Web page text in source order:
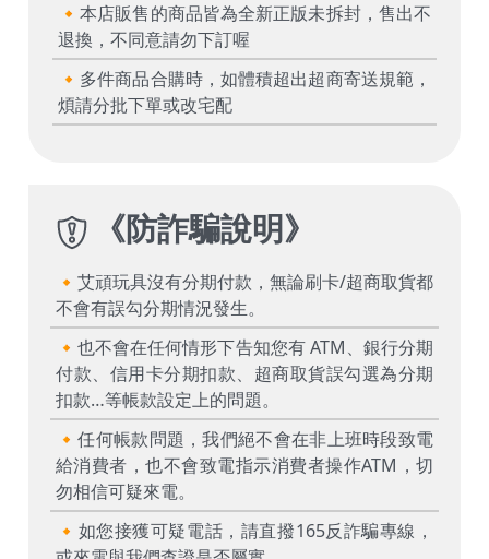
🔸本店販售的商品皆為全新正版未拆封，售出不
退換，不同意請勿下訂喔
🔸多件商品合購時，如體積超出超商寄送規範，
煩請分批下單或改宅配
《防詐騙說明》
🔸艾頑玩具沒有分期付款，無論刷卡/超商取貨都
不會有誤勾分期情況發生。
🔸也不會在任何情形下告知您有 ATM、銀行分期
付款、信用卡分期扣款、超商取貨誤勾選為分期
扣款…等帳款設定上的問題。
🔸任何帳款問題，我們絕不會在非上班時段致電
給消費者，也不會致電指示消費者操作ATM，切
勿相信可疑來電。
🔸如您接獲可疑電話，請直撥165反詐騙專線，